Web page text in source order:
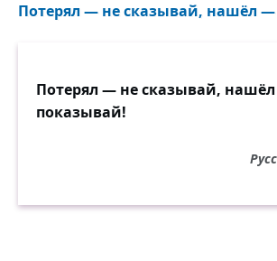
Потерял — не сказывай, нашёл —
Потерял — не сказывай,
показывай!